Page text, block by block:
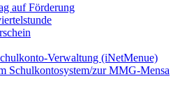
auf Förderung
Verwaltung (iNetMenue)
Schulkontosystem/zur MMG-Mensa